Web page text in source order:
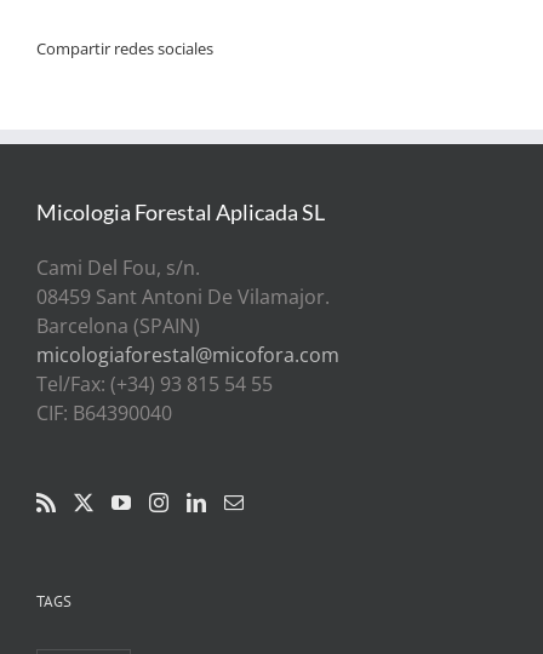
Compartir redes sociales
Micologia Forestal Aplicada SL
Cami Del Fou, s/n.
08459 Sant Antoni De Vilamajor.
Barcelona (SPAIN)
micologiaforestal@micofora.com
Tel/Fax: (+34) 93 815 54 55
CIF: B64390040
TAGS